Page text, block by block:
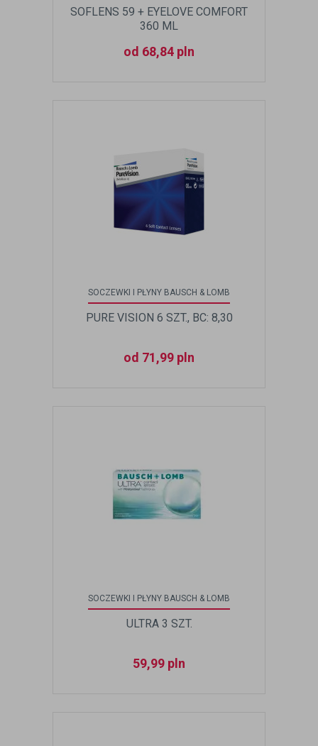
SOFLENS 59 + EYELOVE COMFORT
360 ML
od 68,84 pln
SOCZEWKI I PŁYNY BAUSCH & LOMB
PURE VISION 6 SZT., BC: 8,30
od 71,99 pln
SOCZEWKI I PŁYNY BAUSCH & LOMB
ULTRA 3 SZT.
59,99 pln